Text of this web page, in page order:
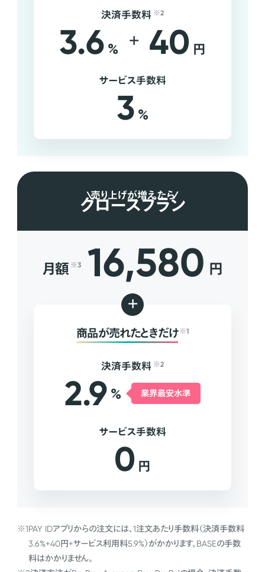
決済手数料 ※2
3.6 % + 40 円
サービス手数料
3 %
売り上げが増えたら
グロースプラン
月額 ※3 16,580 円
+
商品が売れたときだけ ※1
決済手数料 ※2
2.9 % 業界最安水準
サービス手数料
0 円
※1PAY IDアプリからの注文には、1注文あたり手数料（決済手数料
3.6%+40円+サービス利用料5.9%）がかかります。BASEの手数
料はかかりません。